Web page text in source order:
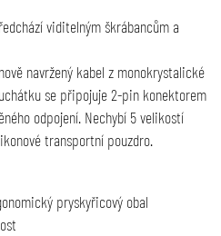
viditelným škrábancům a
navržený kabel z monokrystalické
se připojuje 2-pin konektorem
odpojení. Nechybí 5 velikostí
transportní pouzdro.
pryskyřicový obal